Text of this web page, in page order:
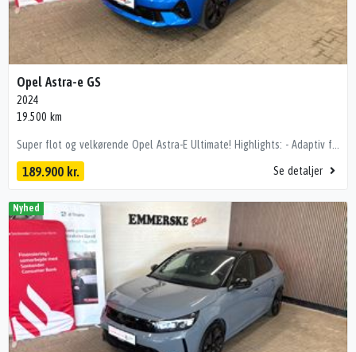
Opel Astra-e GS
2024
19.500 km
Super flot og velkørende Opel Astra-E Ultimate! Highlights: - Adaptiv fartpilot - Sædevarme - Ratvarme - 360 kamera - P-sensor - LED forlygter - El sæder - Apple carplay - Navigation - Alufælge - 3 faset opladning! - Og meget mere! Bilen er importeret og kan derfor variere i forhold til danske modeller. 🔐 Tryghed & kvalitet med Emmerske Tryghedspakke Ønsker du maksimal tryghed i din kommende bilhandel? Med Emmerske Tryghedspakke leveres bilen: ✔ Nysynet ✔ Nyserviceret ✔ Professionelt klargjort Alt dette for kun 3.500 kr., så du får en bil der er 100% klar til vejen , kørecomputer, digitalt cockpit, læderrat, delkunstlæderindtræk, el indst. førersæde, højdejust. førersæde, højdejust. forsæder, splitbagsæde, mørk loftbeklædning, ambiente belysning, alufælge, fuld led forlygter, led kørelys, led baglygter, automatgear, aircondition, fuldaut. klima, varme i rat, adaptiv fartpilot, nøglefri tænding, fjernb. centrallås, sædevarme, 4x el-ruder, navigation, håndfrit til mobil, dab radio, apple carplay, android auto, musikstreaming via bluetooth, bakkamera, 360° kamera, parkeringssensor (bag), parkeringssensor (for) Vi tager gerne din bil i bytte og tilbyder udvidet sikring på mekaniske nedbrud på bilen i op til 36 mdr. Vi hjælper gerne med finansiering med eller uden udbetaling. www.emmerske-biler.dk Der tages forbehold for tastefejl.
189.900 kr. Se detaljer
Nyhed